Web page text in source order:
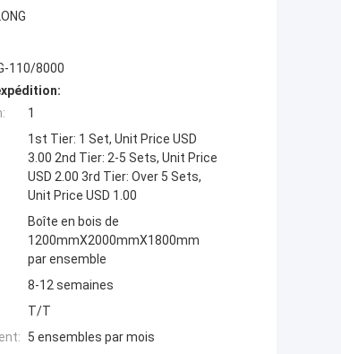
110/8000
1
1st Tier: 1 Set, Unit Price USD
3.00 2nd Tier: 2-5 Sets, Unit Price
USD 2.00 3rd Tier: Over 5 Sets,
Unit Price USD 1.00
Boîte en bois de
1200mmX2000mmX1800mm
par ensemble
8-12 semaines
T/T
5 ensembles par mois